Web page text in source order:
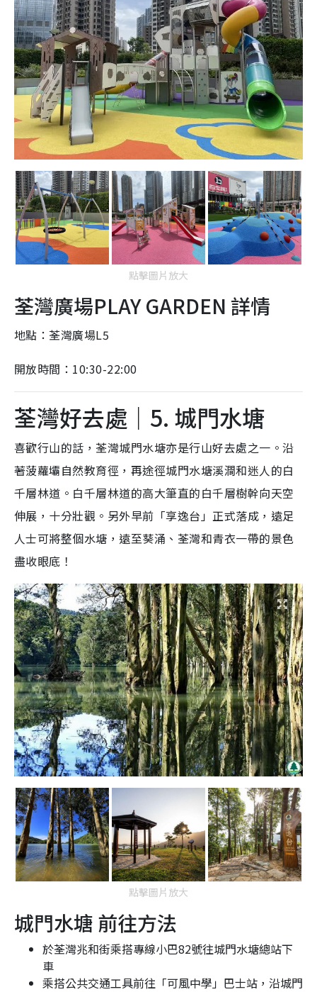
點擊圖片放大
荃灣廣場PLAY GARDEN 詳情
地點：荃灣廣場L5
開放時間：10:30-22:00
荃灣好去處｜5. 城門水塘
喜歡行山的話，荃灣城門水塘亦是行山好去處之一。沿
著菠蘿壩自然教育徑，再途徑城門水塘溪澗和迷人的白
千層林道。白千層林道的高大筆直的白千層樹幹向天空
伸展，十分壯觀。另外早前「享逸台」正式落成，遠足
人士可將整個水塘，遠至葵涌、荃灣和青衣一帶的景色
盡收眼底！
點擊圖片放大
城門水塘 前往方法
於荃灣兆和街乘搭專線小巴82號往城門水塘總站下
車
乘搭公共交通工具前往「可風中學」巴士站，沿城門